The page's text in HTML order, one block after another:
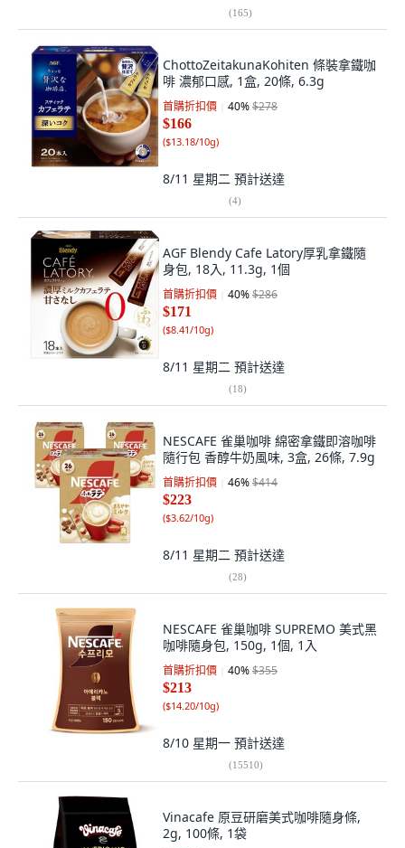
(165)
ChottoZeitakunaKohiten 條裝拿鐵咖
啡 濃郁口感, 1盒, 20條, 6.3g
首購折扣價 40%$278
$166
($13.18/10g)
8/11 星期二 預計送達
(4)
AGF Blendy Cafe Latory厚乳拿鐵隨
身包, 18入, 11.3g, 1個
首購折扣價 40%$286
$171
($8.41/10g)
8/11 星期二 預計送達
(18)
NESCAFE 雀巢咖啡 綿密拿鐵即溶咖啡
隨行包 香醇牛奶風味, 3盒, 26條, 7.9g
首購折扣價 46%$414
$223
($3.62/10g)
8/11 星期二 預計送達
(28)
NESCAFE 雀巢咖啡 SUPREMO 美式黑
咖啡隨身包, 150g, 1個, 1入
首購折扣價 40%$355
$213
($14.20/10g)
8/10 星期一 預計送達
(15510)
Vinacafe 原豆研磨美式咖啡隨身條,
2g, 100條, 1袋